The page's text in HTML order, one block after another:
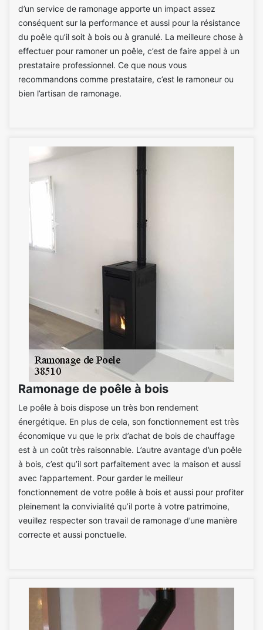
d’un service de ramonage apporte un impact assez
conséquent sur la performance et aussi pour la résistance
du poêle qu’il soit à bois ou à granulé. La meilleure chose à
effectuer pour ramoner un poêle, c’est de faire appel à un
prestataire professionnel. Ce que nous vous
recommandons comme prestataire, c’est le ramoneur ou
bien l’artisan de ramonage.
Ramonage de poêle à bois
Le poêle à bois dispose un très bon rendement
énergétique. En plus de cela, son fonctionnement est très
économique vu que le prix d’achat de bois de chauffage
est à un coût très raisonnable. L’autre avantage d’un poêle
à bois, c’est qu’il sort parfaitement avec la maison et aussi
avec l’appartement. Pour garder le meilleur
fonctionnement de votre poêle à bois et aussi pour profiter
pleinement la convivialité qu’il porte à votre patrimoine,
veuillez respecter son travail de ramonage d’une manière
correcte et aussi ponctuelle.